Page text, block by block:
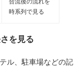
合流後の流れを
時系列で見る
を見る
ル、駐車場などの記